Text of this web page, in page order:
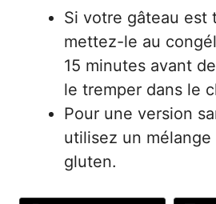
Si votre gâteau est
mettez-le au
15 minutes avant
le tremper dans le
Pour une version
utilisez un
gluten.